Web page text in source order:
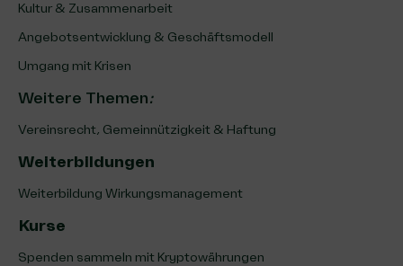
Kultur & Zusammenarbeit
Angebotsentwicklung & Geschäftsmodell
Umgang mit Krisen
Weitere Themen:
Vereinsrecht, Gemeinnützigkeit & Haftung
Weiterbildungen
Weiterbildung Wirkungsmanagement
Kurse
Spenden sammeln mit Kryptowährungen